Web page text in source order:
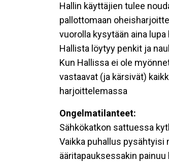
Hallin käyttäjien tulee
pallottomaan
vuorolla kysytään aina
Hallista löytyy penkit ja
Kun Hallissa ei ole
vastaavat (ja kärsivät)
harjoittelemassa
Ongelmatilanteet:
Sähkökatkon sattuessa
Vaikka puhallus pysähtyisi
ääritapauksessakin